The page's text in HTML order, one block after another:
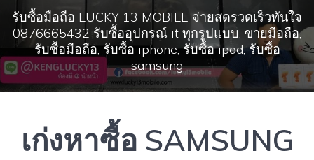
รับซื้อมือถือ LUCKY 13 MOBILE จ่ายสดรวดเร็วทันใจ
0876665432 รับซื้ออุปกรณ์ it ทุกรูปแบบ, ขายมือถือ,
รับซื้อมือถือ, รับซื้อ iphone, รับซื้อ ipad, รับซื้อ
samsung
เก่งหาซื้อ SAMSUNG